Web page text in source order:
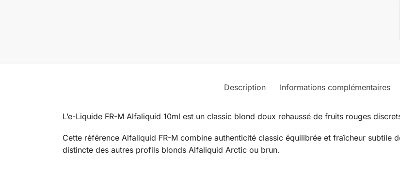
Description Informations complémentaires
L’e-Liquide FR-M Alfaliquid 10ml est un classic blond doux rehaussé de fruits rouges
Cette référence Alfaliquid FR-M combine authenticité classic équilibrée et fraîcheur subtile
distincte des autres profils blonds Alfaliquid Arctic ou brun.